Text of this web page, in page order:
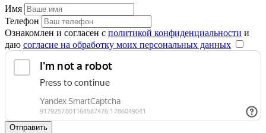
Имя
Телефон
Ознакомлен и согласен с политикой конфиденциальности и
даю согласие на обработку моих персональных данных
Отправить